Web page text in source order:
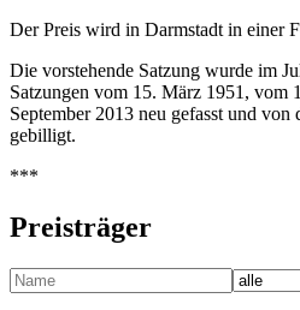
Der Preis wird in Darmstadt in einer
Die vorstehende Satzung wurde im
Satzungen vom 15. März 1951, vom
September 2013 neu gefasst und von
gebilligt.
***
Preisträger